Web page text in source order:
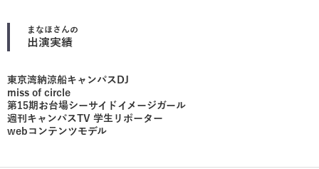
まなほ さんの
出演実績
東京湾納涼船キャンパスDJ
miss of circle
第15期お台場シーサイドイメージガール
週刊キャンパスTV 学生リポーター
webコンテンツモデル